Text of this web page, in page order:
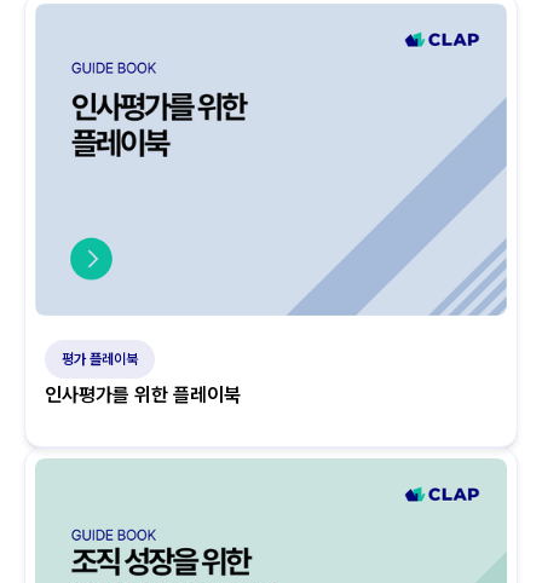
평가 플레이북
인사평가를 위한 플레이북